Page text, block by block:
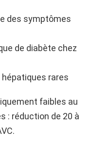
des symptômes
de diabète chez
rares
faibles au
: réduction de 20 à